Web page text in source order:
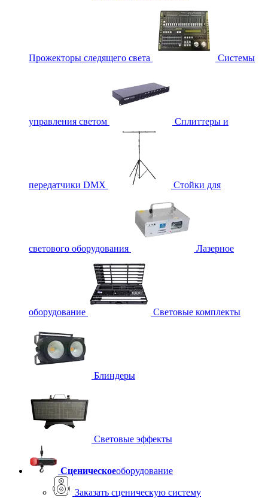
Прожекторы следящего света Системы
управления светом Сплиттеры и
передатчики DMX Стойки для
светового оборудования Лазерное
оборудование Световые комплекты
Блиндеры
Световые эффекты
Сценическоеоборудование
Заказать сценическую систему